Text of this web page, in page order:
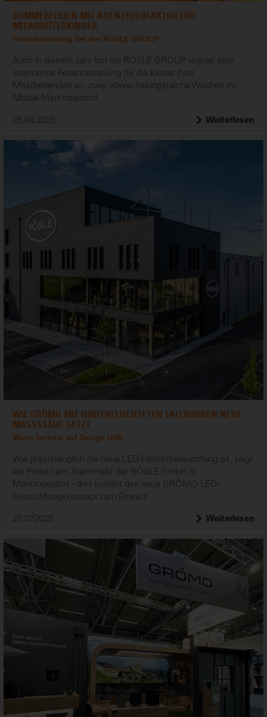
SOMMERFERIEN MIT ABENTEUERFAKTOR FÜR
MITARBEITERKINDER
Ferienbetreuung bei der RÖSLE GROUP
Auch in diesem Jahr bot die RÖSLE GROUP wieder eine
spannende Ferienbetreuung für die Kinder ihrer
Mitarbeitenden an: zwei abwechslungsreiche Wochen im
Mobilé Marktoberdorf.
28.08.2025
Weiterlesen
WIE GRÖMO MIT HINTERLEUCHTETEN FALLROHREN NEUE
MASSSTÄBE SETZT
Wenn Technik auf Design trifft
Wie praxistauglich die neue LED-Fallrohrbeleuchtung ist, zeigt
ein Projekt am Stammsitz der RÖSLE GmbH in
Marktoberdorf - dort kommt das neue GRÖMO LED-
Beleuchtungskonzept zum Einsatz.
22.07.2025
Weiterlesen